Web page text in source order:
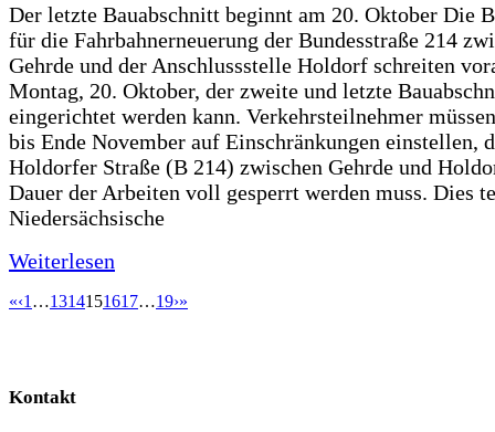
Der letzte Bauabschnitt beginnt am 20. Oktober Die
für die Fahrbahnerneuerung der Bundesstraße 214
Gehrde und der Anschlussstelle Holdorf schreiten
Montag, 20. Oktober, der zweite und letzte
eingerichtet werden kann. Verkehrsteilnehmer
bis Ende November auf Einschränkungen einstellen,
Holdorfer Straße (B 214) zwischen Gehrde und
Dauer der Arbeiten voll gesperrt werden muss. Dies
Niedersächsische
Weiterlesen
«‹1 …1314151617…19›»
Kontakt